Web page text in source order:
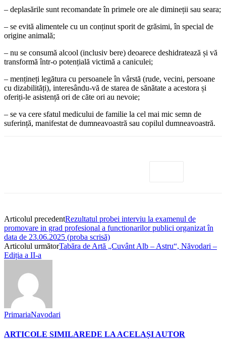
– deplasările sunt recomandate în primele ore ale dimineții sau seara;
– se evită alimentele cu un conținut sporit de grăsimi, în special de
origine animală;
– nu se consumă alcool (inclusiv bere) deoarece deshidratează și vă
transformă într-o potențială victimă a caniculei;
– mențineți legătura cu persoanele în vârstă (rude, vecini, persoane
cu dizabilități), interesându-vă de starea de sănătate a acestora și
oferiți-le asistență ori de căte ori au nevoie;
– se va cere sfatul medicului de familie la cel mai mic semn de
suferință, manifestat de dumneavoastră sau copilul dumneavoastră.
Articolul precedentRezultatul probei interviu la examenul de
promovare in grad profesional a functionarilor publici organizat în
data de 23.06.2025 (proba scrisă)
Articolul următorTabăra de Artă „Cuvânt Alb – Astru“, Năvodari –
Ediția a II-a
PrimariaNavodari
ARTICOLE SIMILAREDE LA ACELAȘI AUTOR